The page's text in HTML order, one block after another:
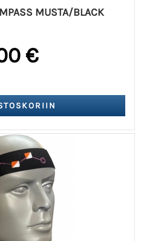
MUSTA/BLACK
€